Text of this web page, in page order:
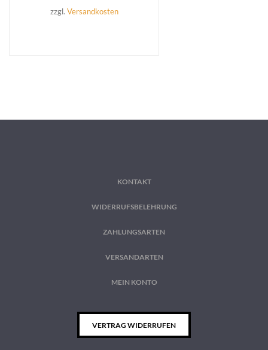
zzgl. Versandkosten
KONTAKT
WIDERRUFSBELEHRUNG
ZAHLUNGSARTEN
VERSANDARTEN
MEIN KONTO
VERTRAG WIDERRUFEN